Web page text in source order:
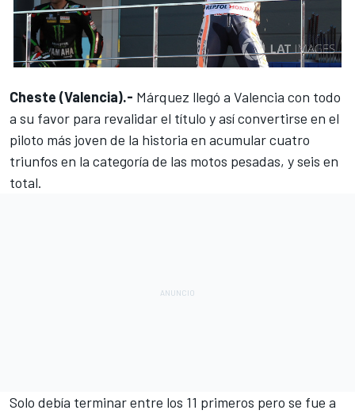
Cheste (Valencia).- Márquez llegó a Valencia con todo
a su favor para revalidar el título y así convertirse en el
piloto más joven de la historia en acumular cuatro
triunfos en la categoría de las motos pesadas, y seis en
total.
Solo debía terminar entre los 11 primeros pero se fue a